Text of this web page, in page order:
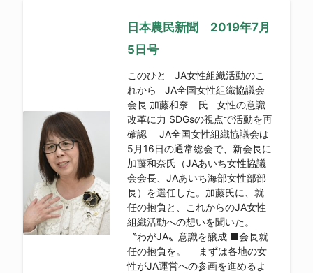
日本農民新聞 2019年7月
5日号
このひと JA女性組織活動のこ
れから JA全国女性組織協議会
会長 加藤和奈 氏 女性の意識
改革に力 SDGsの視点で活動を再
確認 JA全国女性組織協議会は
5月16日の通常総会で、新会長に
加藤和奈氏（JAあいち女性協議
会会長、JAあいち海部女性部部
長）を選任した。加藤氏に、就
任の抱負と、これからのJA女性
組織活動への想いを聞いた。
〝わがJA〟意識を醸成 ■会長就
任の抱負を。 まずは各地の女
性がJA運営への参画を進めるよ